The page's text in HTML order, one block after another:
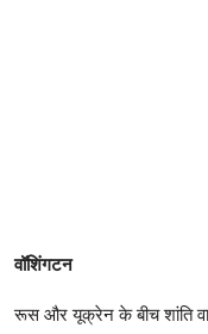
वॉशिंगटन
रूस और यूक्रेन के बीच शांति